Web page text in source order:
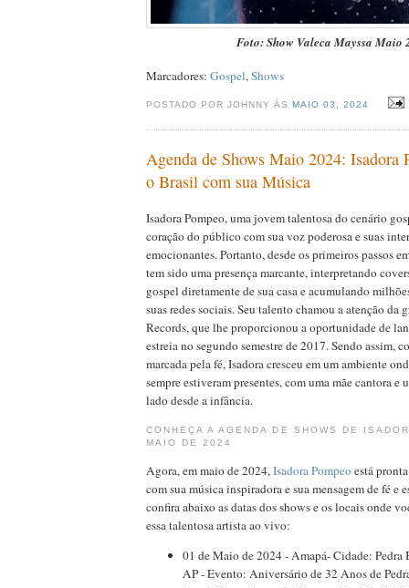
Foto: Show Valeca Mayssa Maio
Marcadores: Gospel,Shows
POSTADO POR JOHNNY ÀS MAIO 03, 2024
Agenda de Shows Maio 2024: Isadora
o Brasil com sua Música
Isadora Pompeo, uma jovem talentosa do cenário
coração do público com sua voz poderosa e suas
emocionantes. Portanto, desde os primeiros passos
tem sido uma presença marcante, interpretando
gospel diretamente de sua casa e acumulando
suas redes sociais. Seu talento chamou a atenção da
Records, que lhe proporcionou a oportunidade de
estreia no segundo semestre de 2017. Sendo assim,
marcada pela fé, Isadora cresceu em um ambiente
sempre estiveram presentes, com uma mãe cantora e
lado desde a infância.
CONHEÇA A AGENDA DE SHOWS DE
MAIO DE 2024
Agora, em maio de 2024,Isadora Pompeoestá
com sua música inspiradora e sua mensagem de fé e
confira abaixo as datas dos shows e os locais onde
essa talentosa artista ao vivo:
01 de Maio de 2024 - Amapá- Cidade: Pedra
AP - Evento: Aniversário de 32 Anos de